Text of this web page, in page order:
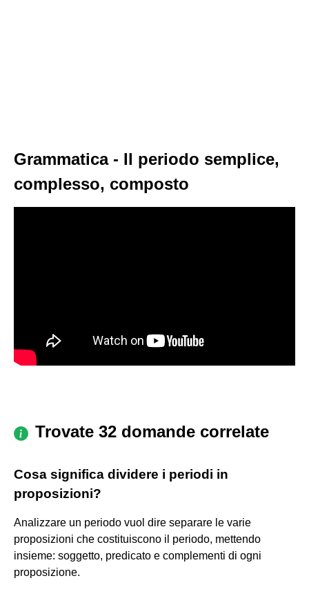
Grammatica - Il periodo semplice,
complesso, composto
Trovate 32 domande correlate
Cosa significa dividere i periodi in
proposizioni?
Analizzare un periodo vuol dire separare le varie
proposizioni che costituiscono il periodo, mettendo
insieme: soggetto, predicato e complementi di ogni
proposizione.